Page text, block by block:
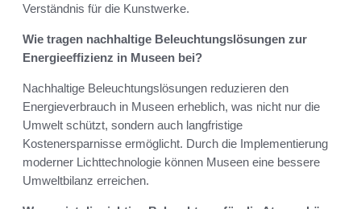
Verständnis für die Kunstwerke.
Wie tragen nachhaltige Beleuchtungslösungen zur
Energieeffizienz in Museen bei?
Nachhaltige Beleuchtungslösungen reduzieren den
Energieverbrauch in Museen erheblich, was nicht nur die
Umwelt schützt, sondern auch langfristige
Kostenersparnisse ermöglicht. Durch die Implementierung
moderner Lichttechnologie können Museen eine bessere
Umweltbilanz erreichen.